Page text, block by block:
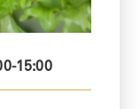
15:00